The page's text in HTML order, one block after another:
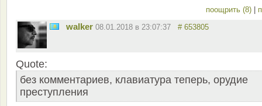
поощрить (8)
walker 08.01.2018 в 23:07:37 # 653805
Quote:
без комментариев, клавиатура теперь, орудие
преступления